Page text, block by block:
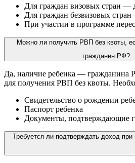
Для граждан визовых стран —
Для граждан безвизовых
При участии в программе
Можно ли получить РВП без квоты,
гражданин РФ?
Да, наличие ребенка — гражданина
для получения РВП без квоты.
Свидетельство о рождении
Паспорт ребенка
Документы, подтверждающие
Требуется ли подтверждать доход